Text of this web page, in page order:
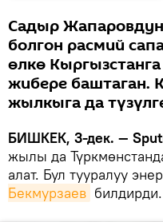
Садыр
болгон расмий
өлкө
жибере баштаган.
жылкыга да
БИШКЕК, 3-дек. —
жылы да
алат. Бул тууралуу
Бекмурзаев билдирди.